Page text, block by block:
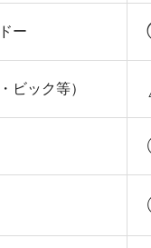
ー
ビック等）